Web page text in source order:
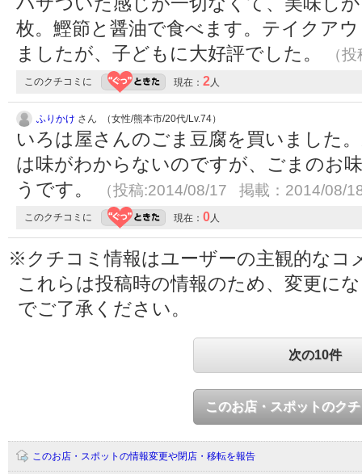
枚。鰹節と醤油で食べます。テイクア
ましたが、子どもに大好評でした。
（
このクチコミに 現在： 2人
ふりかけ さん （女性/熊本市/20代/Lv.74）
いろは屋さんのごま豆腐を買いました
は味がわからないのですが、ごまのお
うです。
（投稿:2014/08/17 掲載：2014/08/
このクチコミに 現在： 0人
※クチコミ情報はユーザーの主観的なコ
これらは投稿時の情報のため、変更に
でご了承ください。
次の10件
このお店・スポットのク
このお店・スポットの情報変更や閉店・移転を報告